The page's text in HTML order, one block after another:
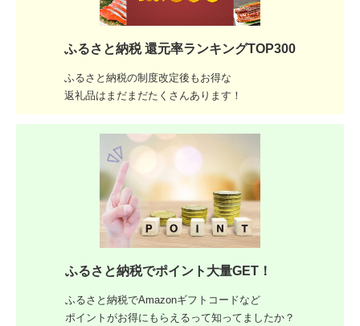
ふるさと納税 還元率ランキングTOP300
ふるさと納税の制度改定後もお得な
返礼品はまだまだたくさんあります！
ふるさと納税でポイント大量GET！
ふるさと納税でAmazonギフトコードなど
ポイントがお得にもらえるって知ってましたか？